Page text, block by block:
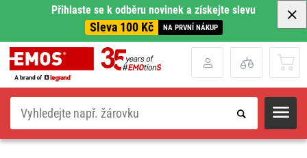
Přihlaste se k odběru novinek a získejte slevu
Sleva 100 Kč NA PRVNÍ NÁKUP
Hledat